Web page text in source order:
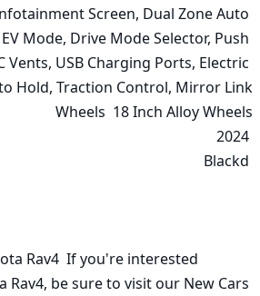
Screen, Dual Zone Auto
Mode, Drive Mode Selector, Push
Vents, USB Charging Ports, Electric
Toyota Rav4  If you're interested
Rav4, be sure to visit our New Cars